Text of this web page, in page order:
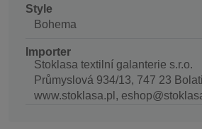
Style
Bohema
Importer
Stoklasa textilní galanterie s.r.o.
Průmyslová 934/13, 747 23
www.stoklasa.pl,